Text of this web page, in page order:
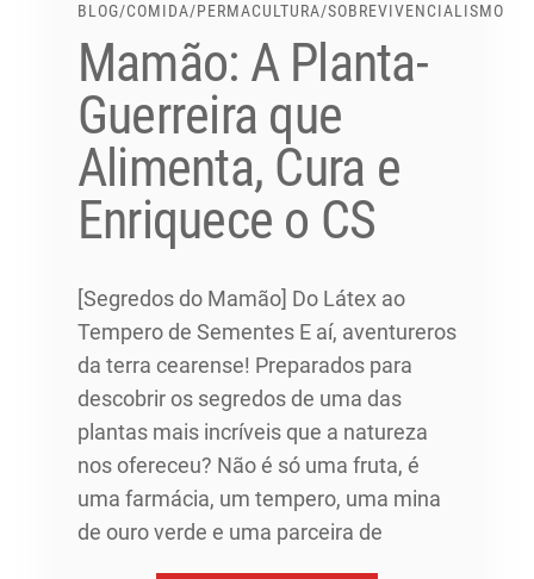
BLOG/COMIDA/PERMACULTURA/SOBREVIVENCIALISMO
Mamão: A Planta-
Guerreira que
Alimenta, Cura e
Enriquece o CS
[Segredos do Mamão] Do Látex ao
Tempero de Sementes E aí, aventureros
da terra cearense! Preparados para
descobrir os segredos de uma das
plantas mais incríveis que a natureza
nos ofereceu? Não é só uma fruta, é
uma farmácia, um tempero, uma mina
de ouro verde e uma parceira de